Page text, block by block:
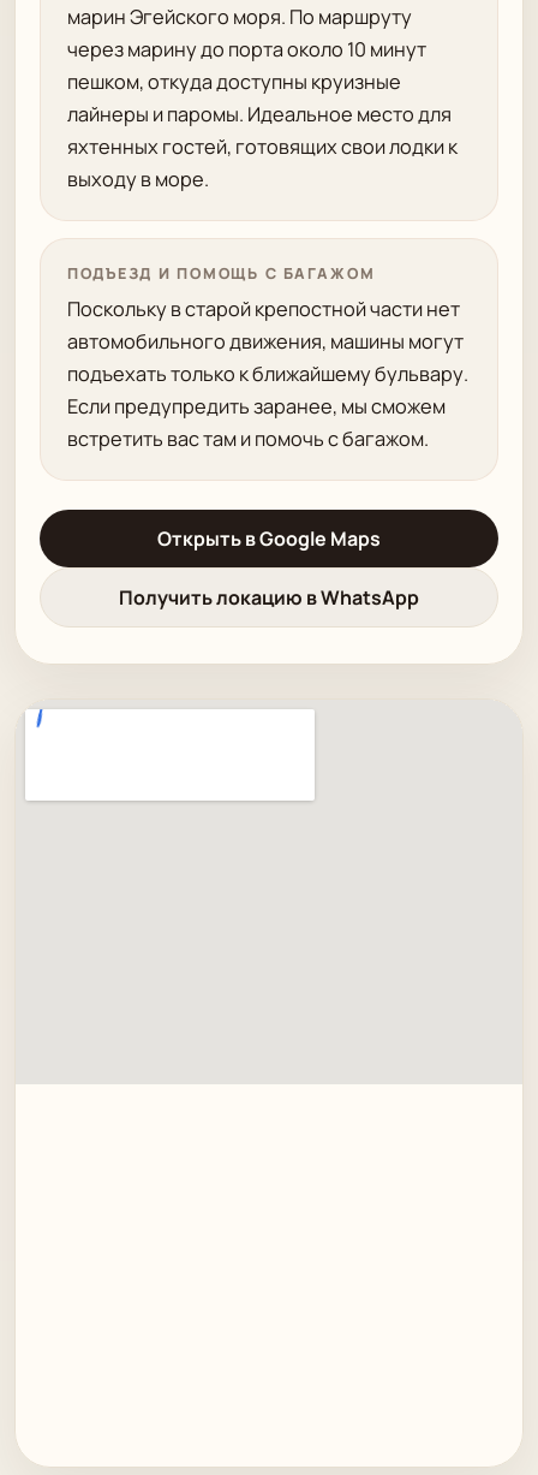
марин Эгейского моря. По маршруту
через марину до порта около 10 минут
пешком, откуда доступны круизные
лайнеры и паромы. Идеальное место для
яхтенных гостей, готовящих свои лодки к
выходу в море.
ПОДЪЕЗД И ПОМОЩЬ С БАГАЖОМ
Поскольку в старой крепостной части нет
автомобильного движения, машины могут
подъехать только к ближайшему бульвару.
Если предупредить заранее, мы сможем
встретить вас там и помочь с багажом.
Открыть в Google Maps
Получить локацию в WhatsApp